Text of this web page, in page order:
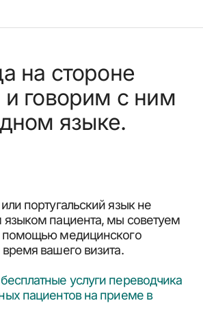
на стороне
и говорим с ним
языке.
португальский язык не
языком пациента, мы советуем
помощью медицинского
вашего визита.
услуги переводчика
пациентов на приеме в